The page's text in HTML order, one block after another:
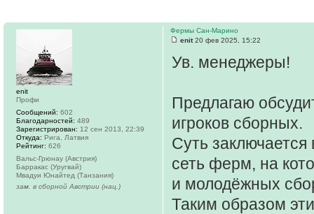
Фермы Сан-Марино
enit20 фев 2025, 15:22
Ув. менеджеры!
Предлагаю
игроков сборных.
Суть
сеть ферм, на
и молодёжных
Таким образом
enit
Профи
Сообщений: 602
Благодарностей: 489
Зарегистрирован: 12 сен 2013, 22:39
Откуда: Рига, Латвия
Рейтинг: 626
Вальс-Грюнау (Австрия)
Барракас (Уругвай)
Мвадуи Юнайтед (Танзания)
зам. в сборной Австрии (нац.)